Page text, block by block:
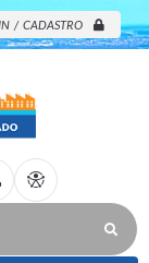
/ CADASTRO